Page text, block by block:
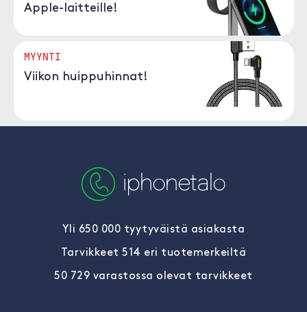
Apple-laitteille!
MYYNTI
Viikon huippuhinnat!
Yli 650 000 tyytyväistä asiakasta
Tarvikkeet 514 eri tuotemerkeiltä
50 729 varastossa olevat tarvikkeet